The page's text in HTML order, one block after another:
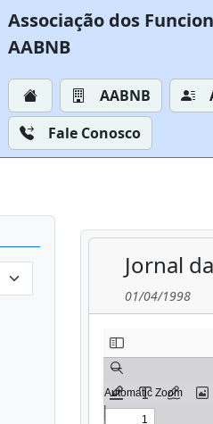
Associação dos
AABNB
AABNB
Fale Conosco
Jornal
01/04/1998